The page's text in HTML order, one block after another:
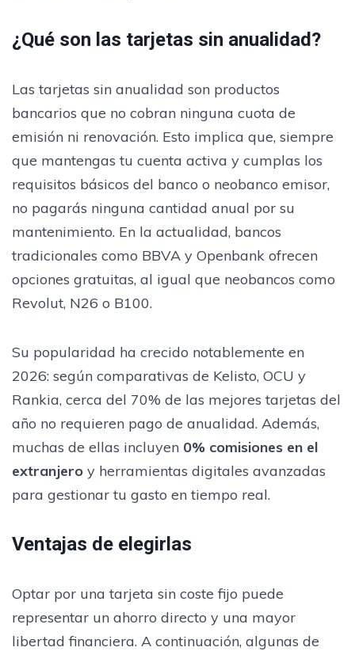
¿Qué son las tarjetas sin anualidad?
Las tarjetas sin anualidad son productos
bancarios que no cobran ninguna cuota de
emisión ni renovación. Esto implica que, siempre
que mantengas tu cuenta activa y cumplas los
requisitos básicos del banco o neobanco emisor,
no pagarás ninguna cantidad anual por su
mantenimiento. En la actualidad, bancos
tradicionales como BBVA y Openbank ofrecen
opciones gratuitas, al igual que neobancos como
Revolut, N26 o B100.
Su popularidad ha crecido notablemente en
2026: según comparativas de Kelisto, OCU y
Rankia, cerca del 70% de las mejores tarjetas del
año no requieren pago de anualidad. Además,
muchas de ellas incluyen 0% comisiones en el
extranjero y herramientas digitales avanzadas
para gestionar tu gasto en tiempo real.
Ventajas de elegirlas
Optar por una tarjeta sin coste fijo puede
representar un ahorro directo y una mayor
libertad financiera. A continuación, algunas de